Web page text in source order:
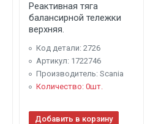
Реактивная тяга
балансирной тележки
верхняя.
Код детали: 2726
Артикул: 1722746
Производитель: Scania
Количество: 0шт.
Добавить в корзину